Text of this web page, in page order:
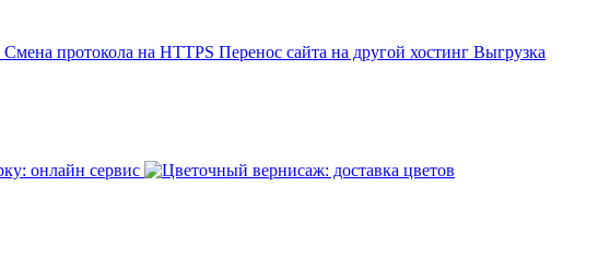
Смена протокола на HTTPS Перенос сайта на другой хостинг Выгрузка